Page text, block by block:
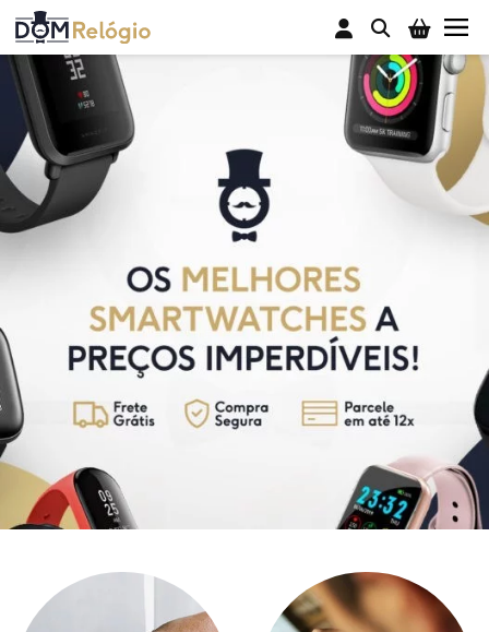
Smartwatch
Fones Bluetooth
Pulseiras Inteligentes
Sobre Nós
Buscar